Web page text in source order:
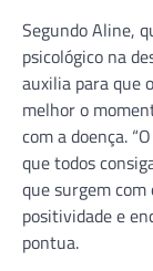
Segundo Aline,
psicológico na
auxilia para que
melhor o
com a doença.
que todos
que surgem
positividade e
pontua.